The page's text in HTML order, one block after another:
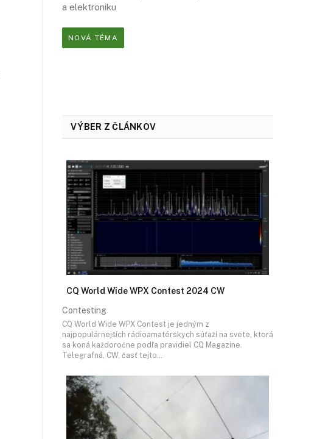
a elektroniku
NOVÁ TÉMA
VÝBER Z ČLÁNKOV
CQ World Wide WPX Contest 2024 CW
Contesting
CQ World Wide WPX Contest je jedným z
najpopulárnejších rádioamatérskych súťaží na svete, ktorá
sa koná každoročne podľa pravidiel CQ Magazine.
Telegrafná, CW, časť tejto…